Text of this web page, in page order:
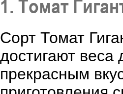
1. Томат
Сорт Томат
достигают веса
прекрасным